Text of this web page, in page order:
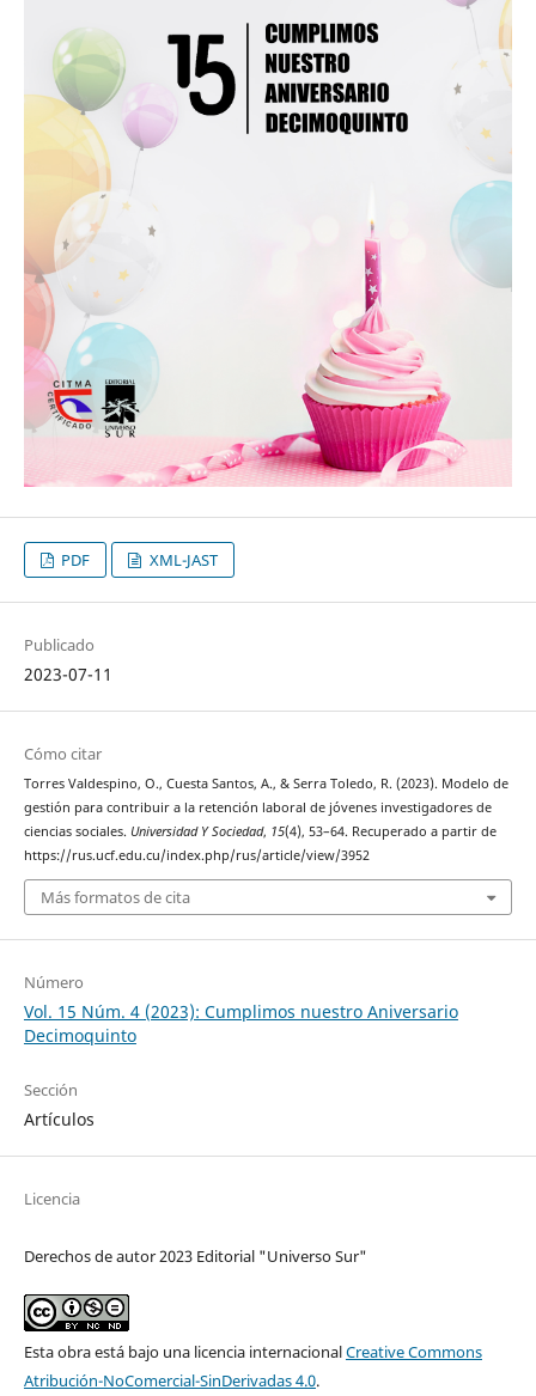
PDF XML-JAST
Publicado
2023-07-11
Cómo citar
Torres Valdespino, O., Cuesta Santos, A., & Serra Toledo, R. (2023). Modelo de
gestión para contribuir a la retención laboral de jóvenes investigadores de
ciencias sociales. Universidad Y Sociedad, 15(4), 53–64. Recuperado a partir de
https://rus.ucf.edu.cu/index.php/rus/article/view/3952
Más formatos de cita
Número
Vol. 15 Núm. 4 (2023): Cumplimos nuestro Aniversario
Decimoquinto
Sección
Artículos
Licencia
Derechos de autor 2023 Editorial "Universo Sur"
Esta obra está bajo una licencia internacionalCreative Commons
Atribución-NoComercial-SinDerivadas 4.0.